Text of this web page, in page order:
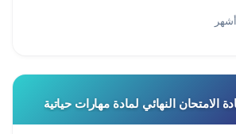
الامتحان النهائي لمادة مهارات حياتية